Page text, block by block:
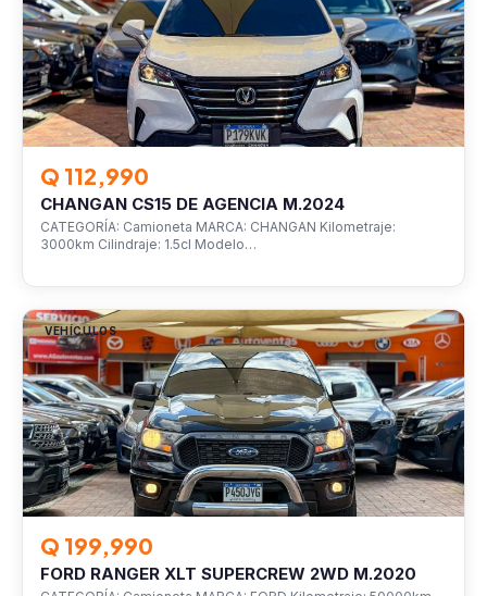
Q 112,990
CHANGAN CS15 DE AGENCIA M.2024
CATEGORÍA: Camioneta MARCA: CHANGAN Kilometraje:
3000km Cilindraje: 1.5cl Modelo…
VEHÍCULOS
Q 199,990
FORD RANGER XLT SUPERCREW 2WD M.2020